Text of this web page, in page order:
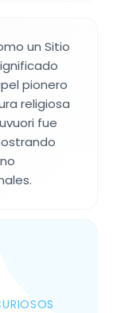
un Sitio
pionero
religiosa
fue